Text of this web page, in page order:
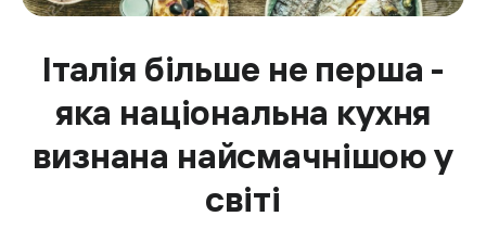
Італія більше не перша -
яка національна кухня
визнана найсмачнішою у
світі